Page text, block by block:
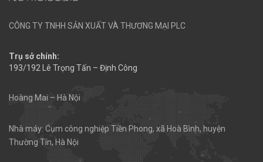
CÔNG TY TNHH SẢN XUẤT VÀ THƯƠNG MẠI PLC
Trụ sở chính:
193/192 Lê Trọng Tấn – Định Công
Hoàng Mai – Hà Nội
Nhà máy: Cụm công nghiệp Tiền Phong, xã Hoà Bình, huyện
Thường Tín, Hà Nội